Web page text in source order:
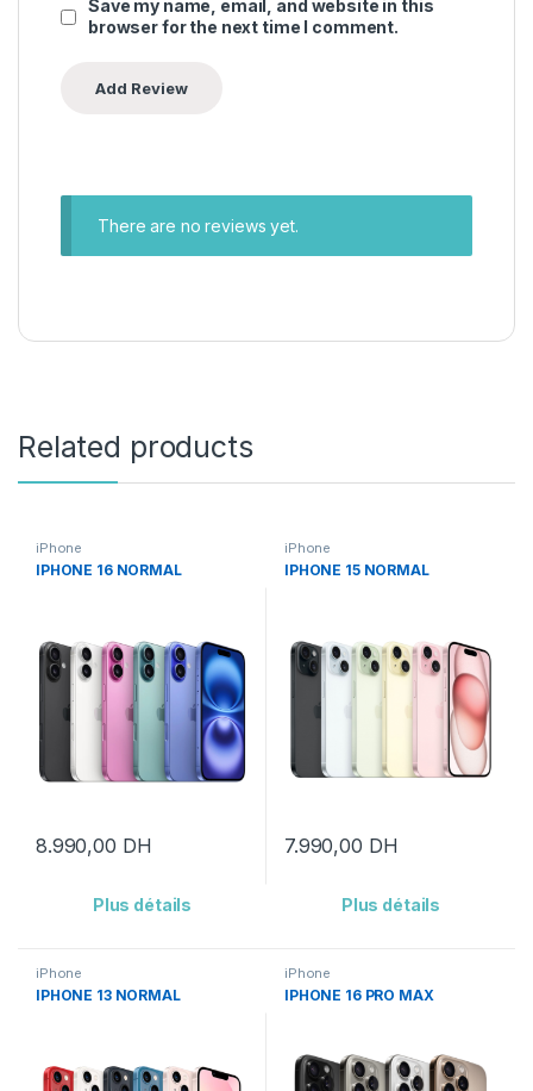
Save my name, email, and website in this
browser for the next time I comment.
There are no reviews yet.
Related products
iPhone
IPHONE 16 NORMAL
8.990,00 DH
Plus détails
iPhone
IPHONE 15 NORMAL
7.990,00 DH
Plus détails
iPhone
IPHONE 13 NORMAL
iPhone
IPHONE 16 PRO MAX